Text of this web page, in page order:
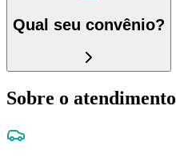
Qual seu convênio?
Sobre o atendimento